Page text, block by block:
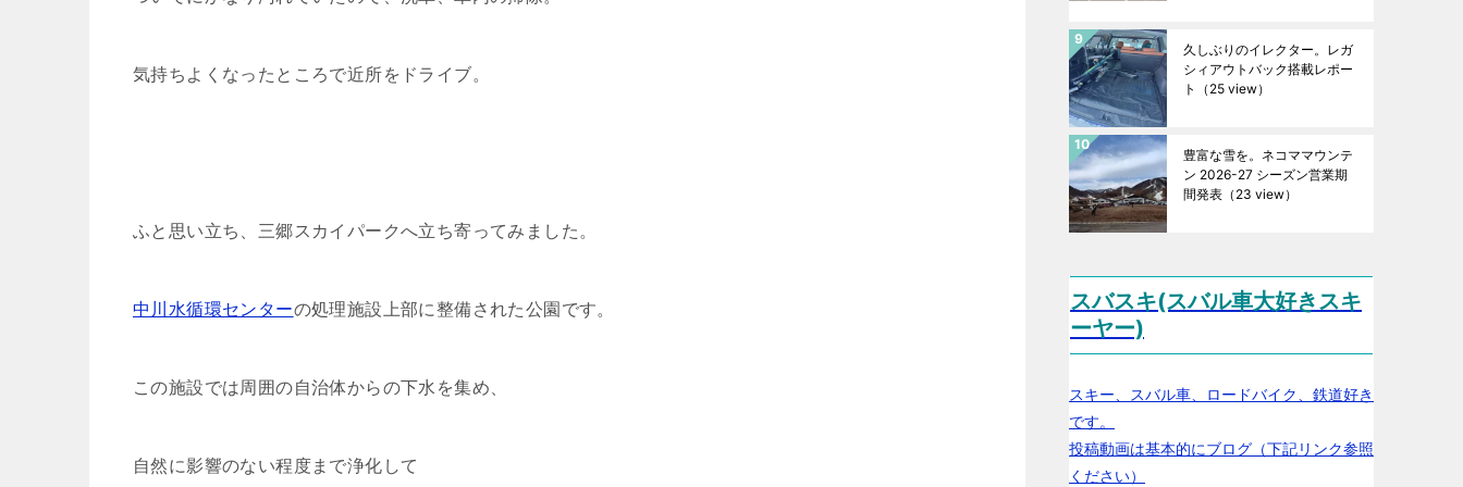
気持ちよくなったところで近所をドライブ。
ふと思い立ち、三郷スカイパークへ立ち寄ってみました。
中川水循環センターの処理施設上部に整備された公園です。
この施設では周囲の自治体からの下水を集め、
自然に影響のない程度まで浄化して
久しぶりのイレクター。レガ
シィアウトバック搭載レポー
ト
（25 view）
豊富な雪を。ネコママウンテ
ン 2026-27 シーズン営業期
間発表 （23 view）
スバスキ(スバル車大好きスキ
ーヤー)
スキー、スバル車、ロードバイク、鉄道好き
です。
投稿動画は基本的にブログ（下記リンク参照
ください）